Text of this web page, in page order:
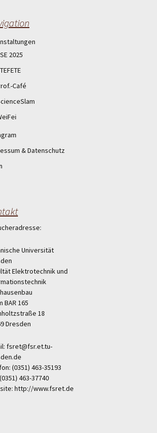
2025
Café
& Datenschutz
Universität
Elektrotechnik und
BAR 165
18
Dresden
fsret@fsr.et.tu-
(0351) 463-35193
463-37740
http://www.fsret.de